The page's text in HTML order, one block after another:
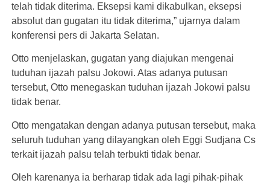
telah tidak diterima. Eksepsi kami dikabulkan, eksepsi
absolut dan gugatan itu tidak diterima,” ujarnya dalam
konferensi pers di Jakarta Selatan.
Otto menjelaskan, gugatan yang diajukan mengenai
tuduhan ijazah palsu Jokowi. Atas adanya putusan
tersebut, Otto menegaskan tuduhan ijazah Jokowi palsu
tidak benar.
Otto mengatakan dengan adanya putusan tersebut, maka
seluruh tuduhan yang dilayangkan oleh Eggi Sudjana Cs
terkait ijazah palsu telah terbukti tidak benar.
Oleh karenanya ia berharap tidak ada lagi pihak-pihak